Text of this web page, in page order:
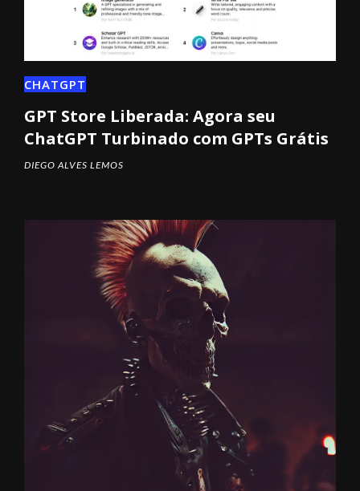
CHATGPT
GPT Store Liberada: Agora seu
ChatGPT Turbinado com GPTs Grátis
DIEGO ALVES LEMOS